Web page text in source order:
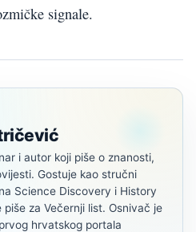
signale.
i autor koji piše o znanosti,
Gostuje kao stručni
Science Discovery i History
piše za Večernji list. Osnivač je
hrvatskog portala